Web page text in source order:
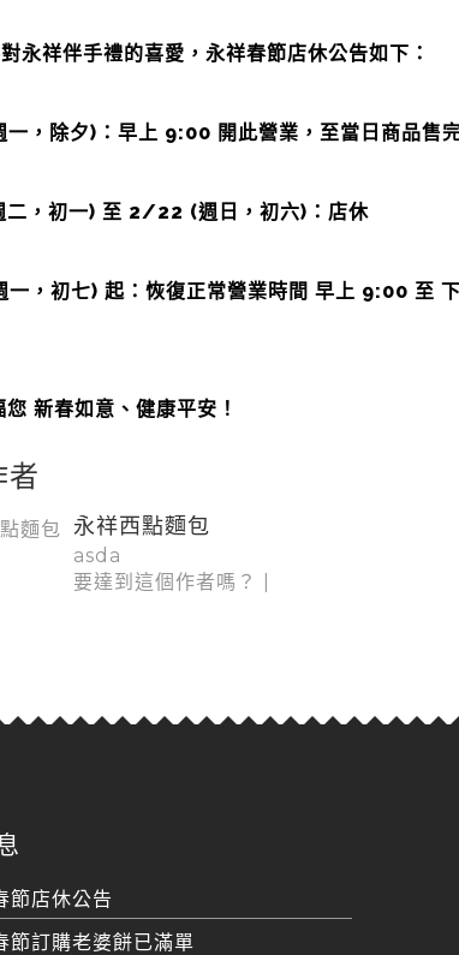
永祥伴手禮的喜愛，永祥春節店休公告如下：
，除夕)：早上 9:00 開此營業，至當日商品售
，初一) 至 2/22 (週日，初六)：店休
，初七) 起：恢復正常營業時間 早上 9:00 至
新春如意、健康平安！
者
永祥西點麵包
asda
要達到這個作者嗎？
節店休公告
訂購老婆餅已滿單